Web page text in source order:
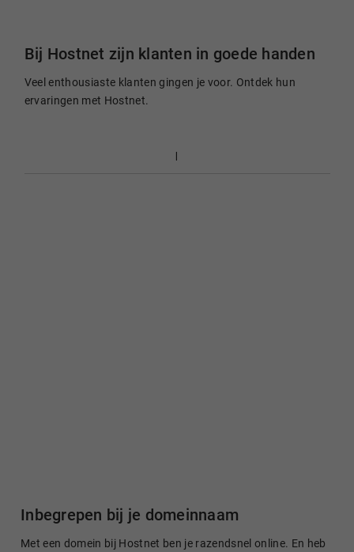
Bij Hostnet zijn klanten in goede handen
Veel enthousiaste klanten gingen je voor. Ontdek hun
ervaringen met Hostnet.
Inbegrepen bij je domeinnaam
Met een domein bij Hostnet ben je razendsnel online. En heb